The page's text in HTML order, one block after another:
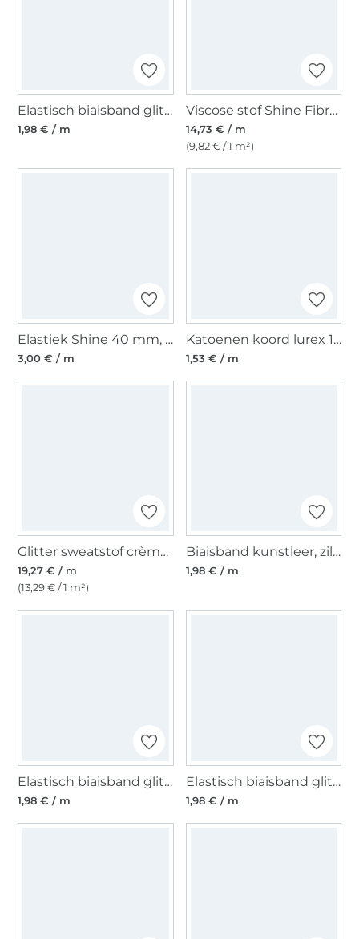
Elastisch biaisband glitter, zwart
1,98 € / m
Viscose stof Shine Fibre Mood, groen
14,73 € / m
(9,82 € / 1 m²)
Elastiek Shine 40 mm, aqua
3,00 € / m
Katoenen koord lurex 10 mm, fuchsia
1,53 € / m
Glitter sweatstof crèmekleurig gemêleerd
19,27 € / m
(13,29 € / 1 m²)
Biaisband kunstleer, zilverkleurig
1,98 € / m
Elastisch biaisband glitter, wit
1,98 € / m
Elastisch biaisband glitter, zandkleurig
1,98 € / m